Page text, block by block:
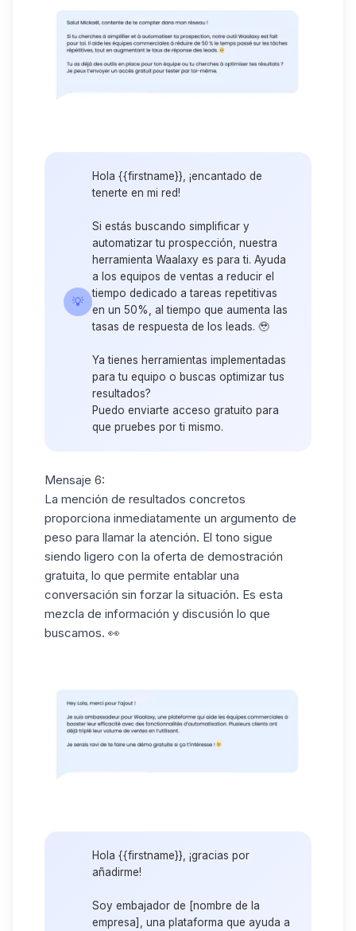
💡
Hola {{firstname}}, ¡encantado de
tenerte en mi red!
Si estás buscando simplificar y
automatizar tu prospección, nuestra
herramienta Waalaxy es para ti. Ayuda
a los equipos de ventas a reducir el
tiempo dedicado a tareas repetitivas
en un 50%, al tiempo que aumenta las
tasas de respuesta de los leads. 🥹
Ya tienes herramientas implementadas
para tu equipo o buscas optimizar tus
resultados?
Puedo enviarte acceso gratuito para
que pruebes por ti mismo.
Mensaje 6:
La mención de resultados concretos
proporciona inmediatamente un argumento de
peso para llamar la atención. El tono sigue
siendo ligero con la oferta de demostración
gratuita, lo que permite entablar una
conversación sin forzar la situación. Es esta
mezcla de información y discusión lo que
buscamos. 👀
Hola {{firstname}}, ¡gracias por
añadirme!
Soy embajador de [nombre de la
empresa], una plataforma que ayuda a